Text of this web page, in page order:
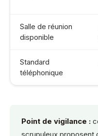
Salle de réunion
disponible
Standard
téléphonique
Point de vigilance :